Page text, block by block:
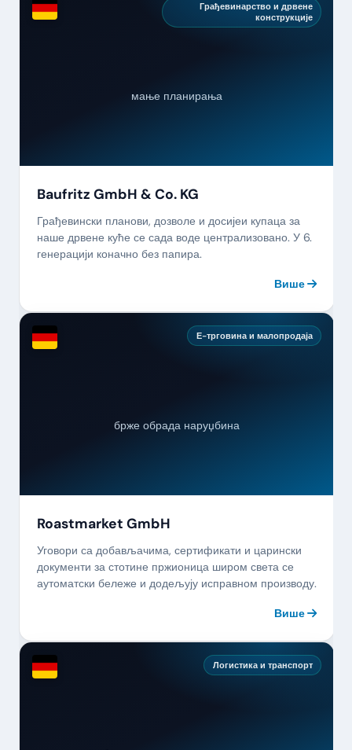
Грађевинарство и дрвене
конструкције
мање планирања
Baufritz GmbH & Co. KG
Грађевински планови, дозволе и досијеи купаца за
наше дрвене куће се сада воде централизовано. У 6.
генерацији коначно без папира.
Више
Е-трговина и малопродаја
брже обрада наруџбина
Roastmarket GmbH
Уговори са добављачима, сертификати и царински
документи за стотине пржионица широм света се
аутоматски бележе и додељују исправном производу.
Више
Логистика и транспорт